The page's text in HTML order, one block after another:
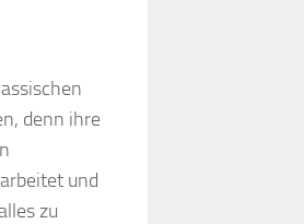
denn ihre
und
zu